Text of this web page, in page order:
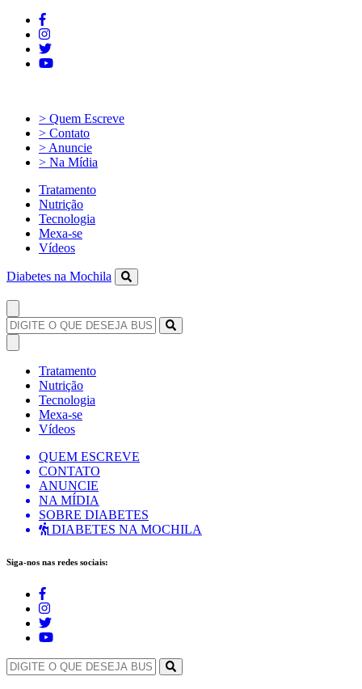
> Quem Escreve
> Contato
> Anuncie
> Na Mídia
Tratamento
Nutrição
Tecnologia
Mexa-se
Vídeos
Diabetes na Mochila
Tratamento
Nutrição
Tecnologia
Mexa-se
Vídeos
QUEM ESCREVE
CONTATO
ANUNCIE
NA MÍDIA
SOBRE DIABETES
DIABETES NA MOCHILA
Siga-nos nas redes sociais: